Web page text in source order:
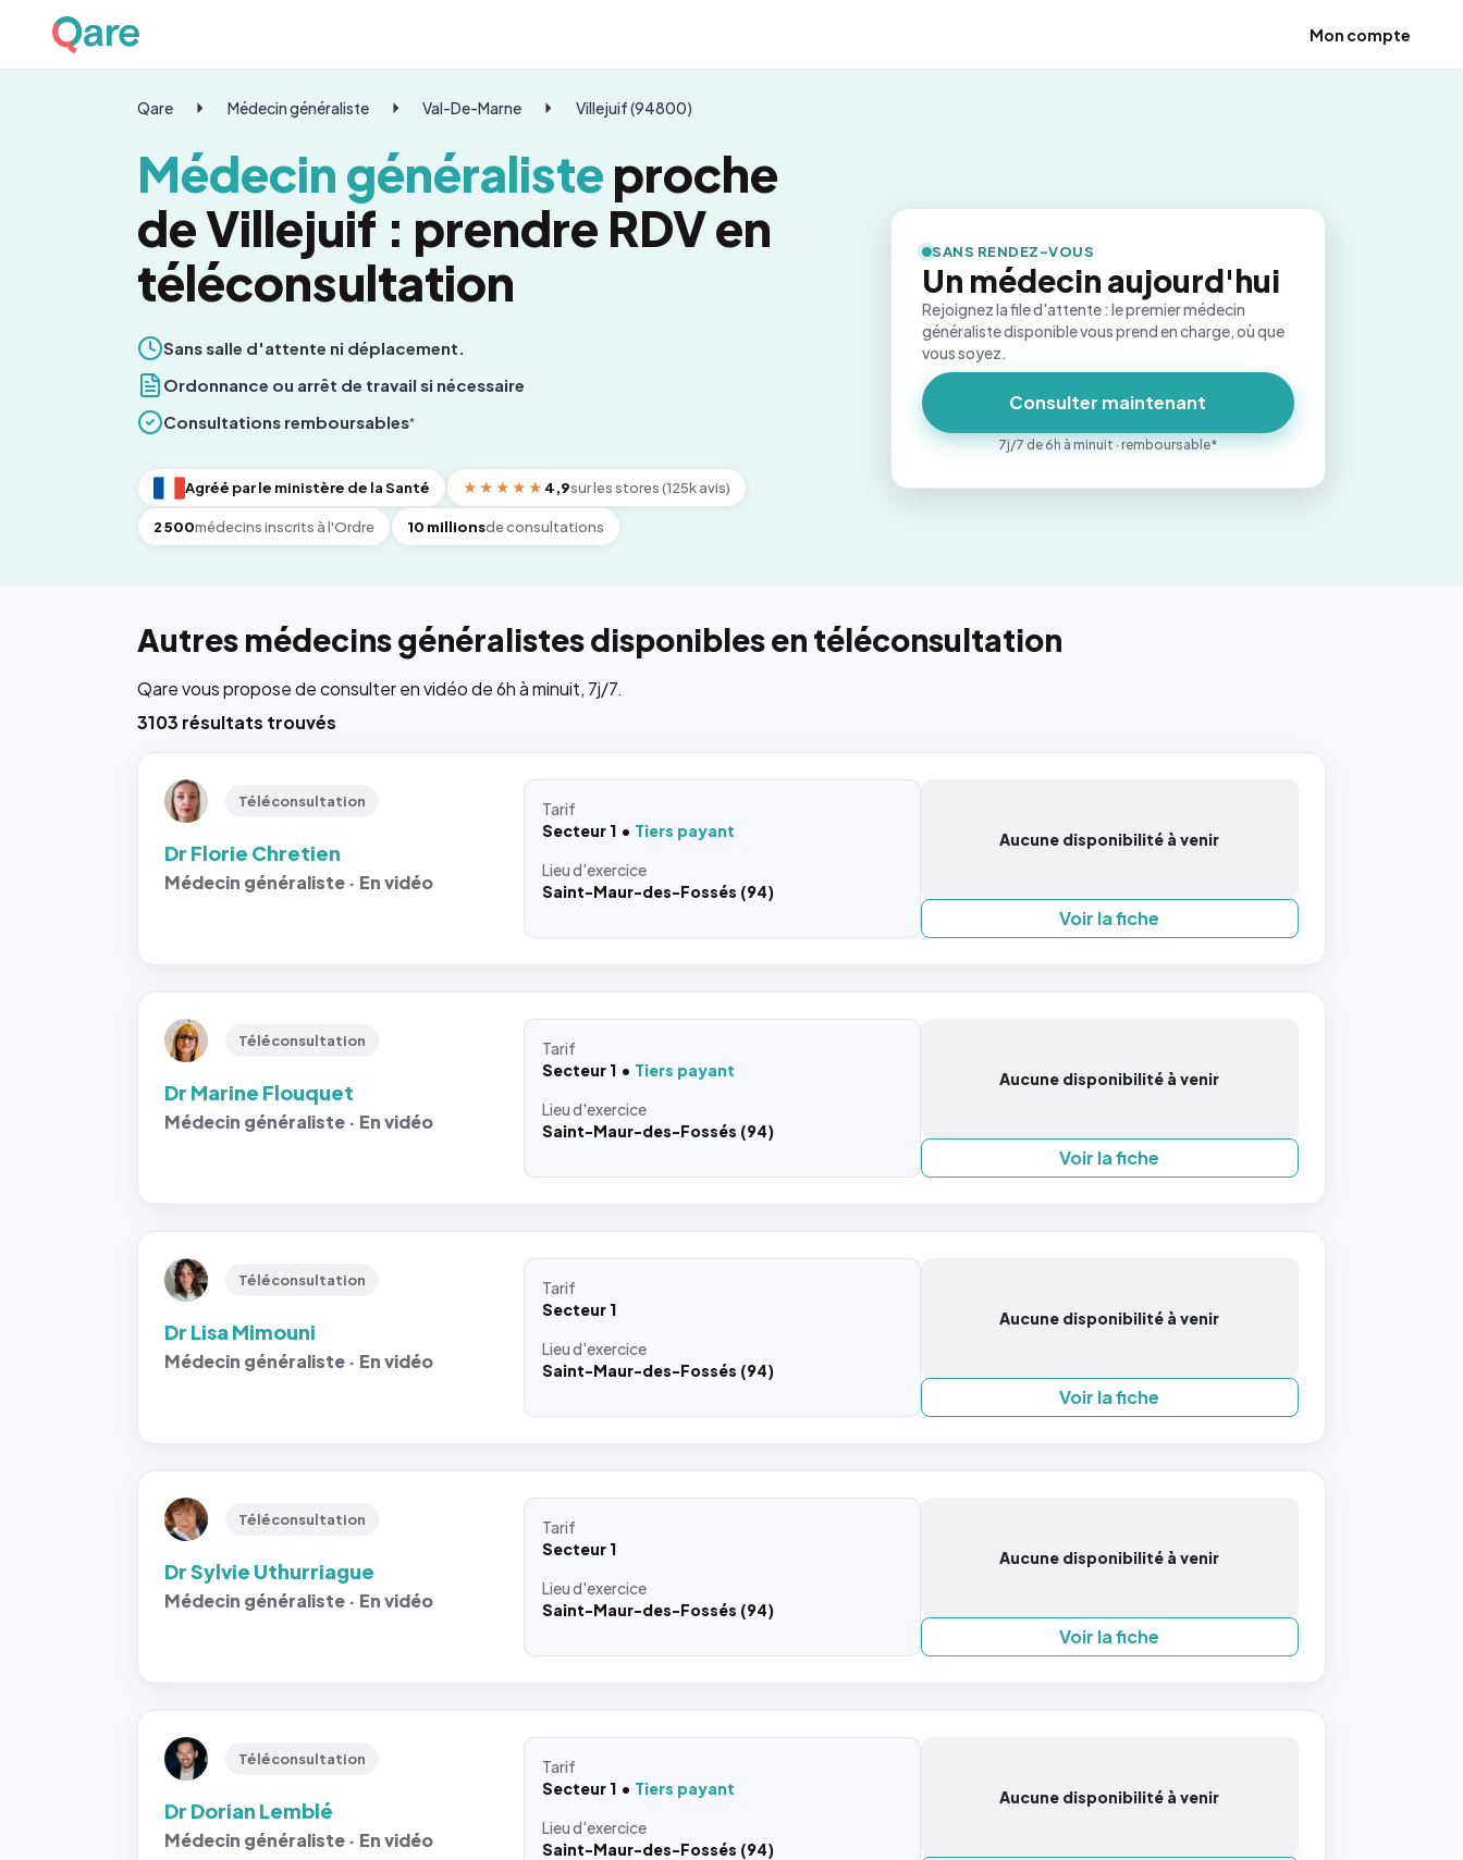
Mon compte
Qare Médecin généraliste Val-De-Marne Villejuif (94800)
Médecin généralisteproche
de Villejuif : prendre RDV en
téléconsultation
Sans salle d'attente ni déplacement.
Ordonnance ou arrêt de travail si nécessaire
Consultations remboursables*
Agréé par le ministère de la Santé ★★★★★ 4,9sur les stores (125k avis)
2 500médecins inscrits à l'Ordre 10 millionsde consultations
SANS RENDEZ-VOUS
Un médecin aujourd'hui
Rejoignez la file d'attente : le premier médecin
généraliste disponible vous prend en charge, où que
vous soyez.
Consulter maintenant
7j/7 de 6h à minuit · remboursable*
Autres médecins généralistes disponibles en téléconsultation
Qare vous propose de consulter en vidéo de 6h à minuit, 7j/7.
3103 résultats trouvés
Téléconsultation
Dr Florie Chretien
Médecin généraliste · En vidéo
Tarif
Secteur 1
Tiers payant
Lieud'exercice
Saint-Maur-des-Fossés (94)
Aucune disponibilité à venir
Voir la fiche
Téléconsultation
Dr Marine Flouquet
Médecin généraliste · En vidéo
Tarif
Secteur 1
Tiers payant
Lieud'exercice
Saint-Maur-des-Fossés (94)
Aucune disponibilité à venir
Voir la fiche
Téléconsultation
Dr Lisa Mimouni
Médecin généraliste · En vidéo
Tarif
Secteur 1
Lieud'exercice
Saint-Maur-des-Fossés (94)
Aucune disponibilité à venir
Voir la fiche
Téléconsultation
Dr Sylvie Uthurriague
Médecin généraliste · En vidéo
Tarif
Secteur 1
Lieud'exercice
Saint-Maur-des-Fossés (94)
Aucune disponibilité à venir
Voir la fiche
Téléconsultation
Dr Dorian Lemblé
Médecin généraliste · En vidéo
Tarif
Secteur 1
Tiers payant
Lieud'exercice
Saint-Maur-des-Fossés (94)
Aucune disponibilité à venir